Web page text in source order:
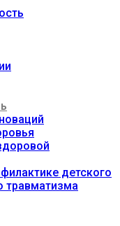
детского
травматизма